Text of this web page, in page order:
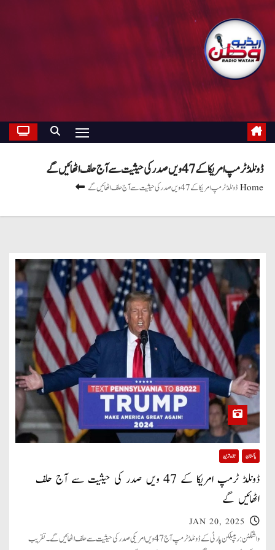
ڈونلڈ ٹرمپ امریکا کے 47 ویں صدر کی حیثیت سے آج حلف اٹھائیں گے
Homeڈونلڈ ٹرمپ امریکا کے 47 ویں صدر کی حیثیت سے آج حلف اٹھائیں گے
پاکستان تازہ ترین
ڈونلڈ ٹرمپ امریکا کے 47 ویں صدر کی حیثیت سے آج حلف
اٹھائیں گے
JAN 20, 2025
واشنگٹن: ریپبلکن پارٹی کے ڈونلڈ ٹرمپ آج 47 ویں امریکی صدر کی حیثیت سے حلف اٹھائیں گے۔ تقریب